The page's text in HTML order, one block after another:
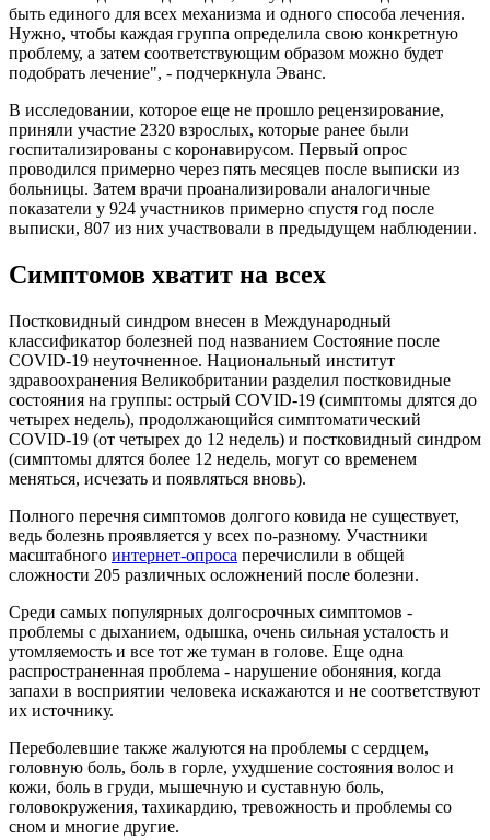
быть единого для всех механизма и одного способа лечения.
Нужно, чтобы каждая группа определила свою конкретную
проблему, а затем соответствующим образом можно будет
подобрать лечение", - подчеркнула Эванс.
В исследовании, которое еще не прошло рецензирование,
приняли участие 2320 взрослых, которые ранее были
госпитализированы с коронавирусом. Первый опрос
проводился примерно через пять месяцев после выписки из
больницы. Затем врачи проанализировали аналогичные
показатели у 924 участников примерно спустя год после
выписки, 807 из них участвовали в предыдущем наблюдении.
Симптомов хватит на всех
Постковидный синдром внесен в Международный
классификатор болезней под названием Состояние после
COVID-19 неуточненное. Национальный институт
здравоохранения Великобритании разделил постковидные
состояния на группы: острый COVID-19 (симптомы длятся до
четырех недель), продолжающийся симптоматический
COVID-19 (от четырех до 12 недель) и постковидный синдром
(симптомы длятся более 12 недель, могут со временем
меняться, исчезать и появляться вновь).
Полного перечня симптомов долгого ковида не существует,
ведь болезнь проявляется у всех по-разному. Участники
масштабного интернет-опроса перечислили в общей
сложности 205 различных осложнений после болезни.
Среди самых популярных долгосрочных симптомов -
проблемы с дыханием, одышка, очень сильная усталость и
утомляемость и все тот же туман в голове. Еще одна
распространенная проблема - нарушение обоняния, когда
запахи в восприятии человека искажаются и не соответствуют
их источнику.
Переболевшие также жалуются на проблемы с сердцем,
головную боль, боль в горле, ухудшение состояния волос и
кожи, боль в груди, мышечную и суставную боль,
головокружения, тахикардию, тревожность и проблемы со
сном и многие другие.